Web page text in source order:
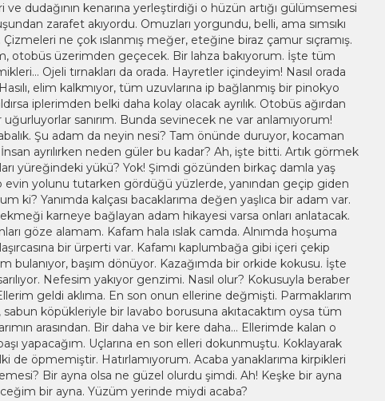
dudağının kenarına yerleştirdiği o hüzün artığı gülümsemesi
zarafet akıyordu. Omuzları yorgundu, belli, ama sımsıkı
Çizmeleri ne çok ıslanmış meğer, eteğine biraz çamur sıçramış.
otobüs üzerimden geçecek. Bir lahza bakıyorum. İşte tüm
Ojeli tırnakları da orada. Hayretler içindeyim! Nasıl orada
elim kalkmıyor, tüm uzuvlarına ip bağlanmış bir pinokyo
iplerimden belki daha kolay olacak ayrılık. Otobüs ağırdan
sanırım. Bunda sevinecek ne var anlamıyorum!
Şu adam da neyin nesi? Tam önünde duruyor, kocaman
ayrılırken neden güler bu kadar? Ah, işte bitti. Artık görmek
yüreğindeki yükü? Yok! Şimdi gözünden birkaç damla yaş
evin yolunu tutarken gördüğü yüzlerde, yanından geçip giden
ki? Yanımda kalçası bacaklarıma değen yaşlıca bir adam var.
karneye bağlayan adam hikayesi varsa onları anlatacak.
göze alamam. Kafam hala ıslak camda. Alnımda hoşuma
bir ürperti var. Kafamı kaplumbağa gibi içeri çekip
bulanıyor, başım dönüyor. Kazağımda bir orkide kokusu. İşte
Nefesim yakıyor genzimi. Nasıl olur? Kokusuyla beraber
geldi aklıma. En son onun ellerine değmişti. Parmaklarım
köpükleriyle bir lavabo borusuna akıtacaktım oysa tüm
arasından. Bir daha ve bir kere daha… Ellerimde kalan o
yapacağım. Uçlarına en son elleri dokunmuştu. Koklayarak
de öpmemiştir. Hatırlamıyorum. Acaba yanaklarıma kirpikleri
Bir ayna olsa ne güzel olurdu şimdi. Ah! Keşke bir ayna
bir ayna. Yüzüm yerinde miydi acaba?